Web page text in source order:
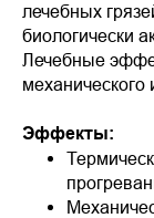
лечебных
биологически
Лечебные
механического
Эффекты: